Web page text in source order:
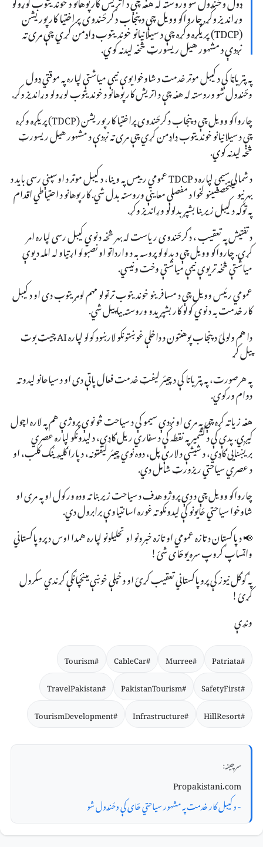
وړاندیز وکړ. چارواکو وویل چې د پنجاب د ګرځندوی پراختیا کارپوریشن
(TDCP) پریکړه وکړه چې د سیلانیانو خوندیتوب ډاډمن کړي چې مری ته
نږدې د مشهور هیل ریسورټ څخه لیدنه کوي.
په پتریاټا کې د کیبل موټر خدمت د شاوخوا یوې نیمې میاشتې لپاره په موقتي ډول
وځنډول شو وروسته له هغه چې د اتریش کارپوهانو د خوندیتوب لوړولو وړاندیز وکړ.
چارواکو وویل چې د پنجاب د ګرځندوی پراختیا کارپوریشن (TDCP) پریکړه وکړه
چې د سیلانیانو خوندیتوب ډاډمن کړي چې مری ته نږدې د مشهور هیل ریسورټ
څخه لیدنه کوي.
د شمالي سیمې لپاره د TDCP عمومي رییس په وینا، د کیبل موټر د اوسپنې رسی باید د
بهرنیو متخصصینو لخوا د مفصلې معاینې وروسته بدل شي. کارپوهانو د احتیاطي اقدام
په توګه د کیبل زیربنا بشپړ بدلولو وړاندیز وکړ.
د تفتیش په تعقیب ، د ګرځندوی ریاست له بهر څخه د نوي کیبل رسی لپاره امر
کړی. چارواکو وویل چې د بدلولو پروسه به د وارداتو او نصبولو اړتیاو له امله د یوې
میاشتې څخه تر یوې نیمې میاشتې وخت ونیسي.
عمومي رئیس وویل چې د مسافرینو خوندیتوب تر ټولو مهم لومړیتوب دی او د کیبل
کار خدمت به د نوي کولو کار بشپړیدو وروسته بیا پیل شي.
دا هم ولولئ د پنجاب پوهنتون د داخلې غوښتونکو لارښود کولو لپاره AI چیټ بوټ
پیل کړ
په هرصورت، په پتریاتا کې د چیئر لیفټ خدمت فعال پاتې دی او د سیاحانو لیدو ته
دوام ورکوي.
هغه زیاته کړه چې په مری او نږدې سیمو کې د سیاحت څو نوې پروژې هم په لاره اچول
کیږي. پدې کې د کشمیر په نقطه کې د سفاري ریل ګاډي، د لیدونکو لپاره عصري
بریښنایی ګاډي، د شیشې د لارې پل، دوه نوي چیئر لیفټونه، د پارا ګلیډینګ کلب، او
د عصري سیاحتي ریزورټ شامل دي.
چارواکو وویل چې د دې پروژو هدف د سیاحت زیربنا ته وده ورکول او په مری او
شاوخوا سیاحتي ځایونو کې لیدونکو ته غوره اسانتیاوې برابرول دي.
📢 د پاکستان د تازه عمومي او تازه خبرونو او تحلیلونو لپاره همدا اوس د پروپاکستاني
واټساپ ګروپ سره یوځای شئ!
په ګوګل نیوز کې پروپاکستاني تعقیب کړئ او د خپلې خوښې مینځپانګې ګړندي سکرول
کړئ!
ونډې
#Patriata
#Murree
#CableCar
#Tourism
#SafetyFirst
#PakistanTourism
#TravelPakistan
#HillResort
#Infrastructure
#TourismDevelopment
سرچینه:
Propakistani.com
- د کیبل کار خدمت په مشهور سیاحتي ځای کې وځنډول شو